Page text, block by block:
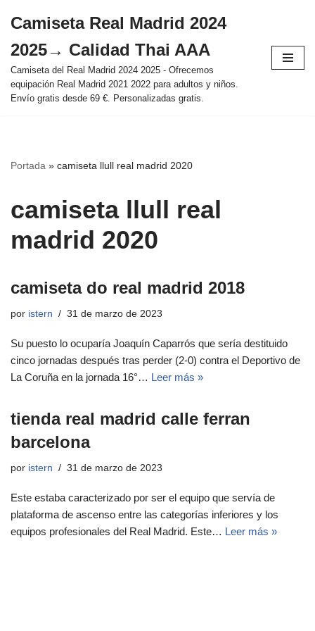
al
contenido
Camiseta Real Madrid 2024
2025→ Calidad Thai AAA
Camiseta del Real Madrid 2024 2025 - Ofrecemos
equipación Real Madrid 2021 2022 para adultos y niños.
Envío gratis desde 69 €. Personalizadas gratis.
Portada » camiseta llull real madrid 2020
camiseta llull real
madrid 2020
camiseta do real madrid 2018
por istern 31 de marzo de 2023
Su puesto lo ocuparía Joaquín Caparrós que sería destituido
cinco jornadas después tras perder (2-0) contra el Deportivo de
La Coruña en la jornada 16°… Leer más »
tienda real madrid calle ferran
barcelona
por istern 31 de marzo de 2023
Este estaba caracterizado por ser el equipo que servía de
plataforma de ascenso entre las categorías inferiores y los
equipos profesionales del Real Madrid. Este… Leer más »